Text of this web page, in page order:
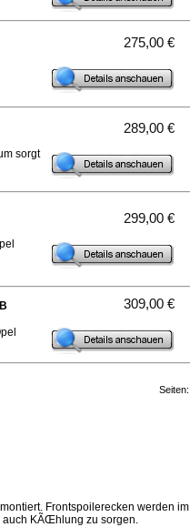
275,00 €
sorgt
289,00 €
299,00 €
309,00 €
Seiten:
Frontspoilerecken werden im
auch KÃŒhlung zu sorgen.